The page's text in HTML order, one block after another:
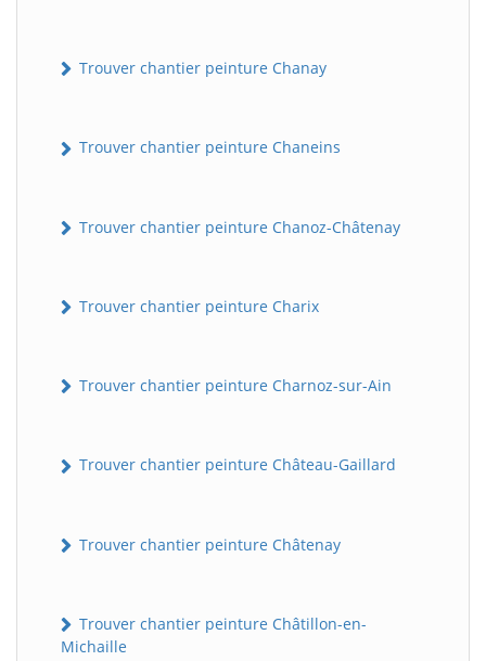
Trouver chantier peinture Chanay
Trouver chantier peinture Chaneins
Trouver chantier peinture Chanoz-Châtenay
Trouver chantier peinture Charix
Trouver chantier peinture Charnoz-sur-Ain
Trouver chantier peinture Château-Gaillard
Trouver chantier peinture Châtenay
Trouver chantier peinture Châtillon-en-
Michaille